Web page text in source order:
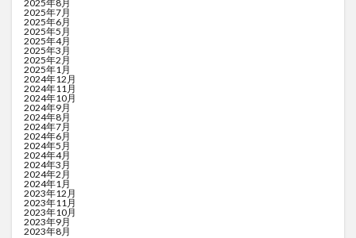
2025年8月
2025年7月
2025年6月
2025年5月
2025年4月
2025年3月
2025年2月
2025年1月
2024年12月
2024年11月
2024年10月
2024年9月
2024年8月
2024年7月
2024年6月
2024年5月
2024年4月
2024年3月
2024年2月
2024年1月
2023年12月
2023年11月
2023年10月
2023年9月
2023年8月